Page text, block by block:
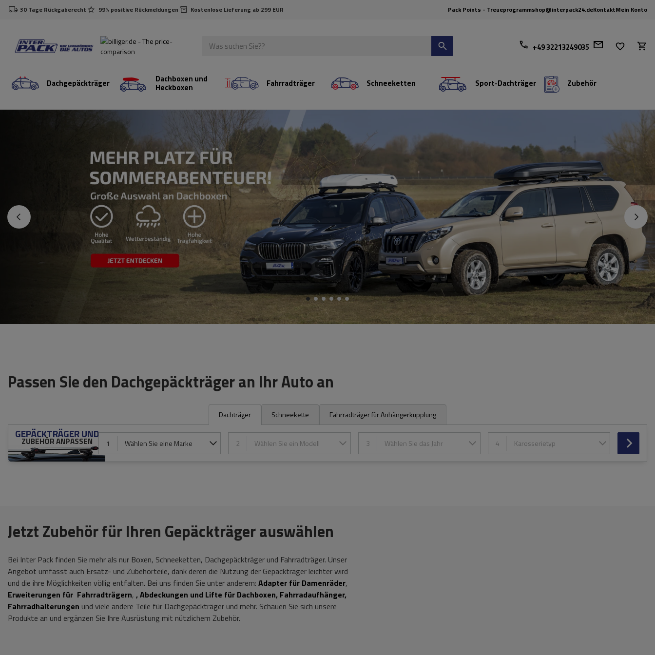
30 Tage Rückgaberecht 99% positive Rückmeldungen Kostenlose Lieferung ab 299 EUR Pack Points - Treueprogrammshop@interpack24.deKontaktMein Konto
+49 32213249035
Dachgepäckträger Dachboxen und
Heckboxen Fahrradträger Schneeketten Sport-Dachträger Zubehör
Passen Sie den Dachgepäckträger an Ihr Auto an
Dachträger Schneekette Fahrradträger für Anhängerkupplung
GEPÄCKTRÄGER UND
ZUBEHÖR ANPASSEN 1 Wählen Sie eine Marke 2 Wählen Sie ein Modell 3 Wählen Sie das Jahr 4 Karosserietyp
Jetzt Zubehör für Ihren Gepäckträger auswählen
Bei Inter Pack finden Sie mehr als nur Boxen, Schneeketten, Dachgepäckträger und Fahrradträger. Unser
Angebot umfasst auch Ersatz- und Zubehörteile, dank deren die Nutzung der Gepäckträger leichter wird
und die ihre Möglichkeiten völlig entfalten. Bei uns finden Sie unter anderem: Adapter für Damenräder,
Erweiterungen für Fahrradträgern, , Abdeckungen und Lifte für Dachboxen, Fahrradaufhänger,
Fahrradhalterungen und viele andere Teile für Dachgepäckträger und mehr. Schauen Sie sich unsere
Produkte an und ergänzen Sie Ihre Ausrüstung mit nützlichem Zubehör.